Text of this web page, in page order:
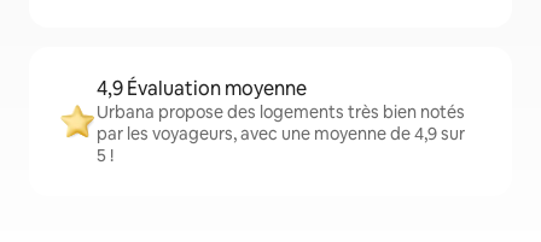
4,9 Évaluation moyenne
Urbana propose des logements très bien notés
par les voyageurs, avec une moyenne de 4,9 sur
5 !